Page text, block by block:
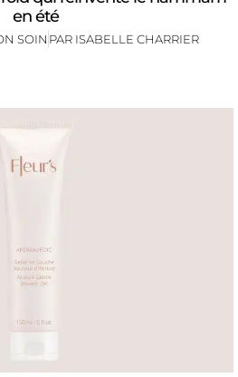
en été
SOIN PAR ISABELLE CHARRIER